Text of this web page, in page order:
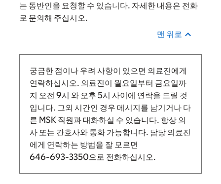
는 동반인을 요청할 수 있습니다. 자세한 내용은 전화
로 문의해 주십시오.
맨 위로
궁금한 점이나 우려 사항이 있으면 의료진에게
연락하십시오. 의료진이 월요일부터 금요일까
지 오전 9시 와 오후 5시 사이에 연락을 드릴 것
입니다. 그외 시간인 경우 메시지를 남기거나 다
른 MSK 직원과 대화하실 수 있습니다. 항상 의
사 또는 간호사와 통화 가능합니다. 담당 의료진
에게 연락하는 방법을 잘 모르면
646-693-3350으로 전화하십시오.